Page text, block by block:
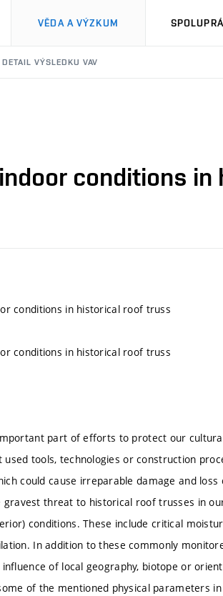
VĚDA A VÝZKUM
DETAIL VÝSLEDKU VAV
conditions
conditions in historical roof truss
conditions in historical roof truss
part of efforts to protect our
tools, technologies or construction
could cause irreparable damage and
threat to historical roof trusses in
conditions. These include critical
In addition to these commonly
of local geography, biotope or
of the mentioned physical parameters